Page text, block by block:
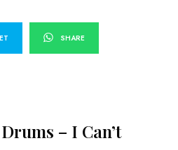
SHARE
– I Can’t